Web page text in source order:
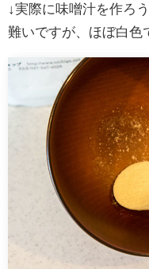
↓実際に味噌汁を作ろ
難いですが、ほぼ白色